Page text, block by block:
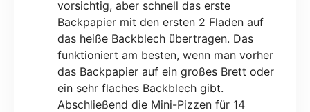
vorsichtig, aber schnell das erste
Backpapier mit den ersten 2 Fladen auf
das heiße Backblech übertragen. Das
funktioniert am besten, wenn man vorher
das Backpapier auf ein großes Brett oder
ein sehr flaches Backblech gibt.
Abschließend die Mini-Pizzen für 14